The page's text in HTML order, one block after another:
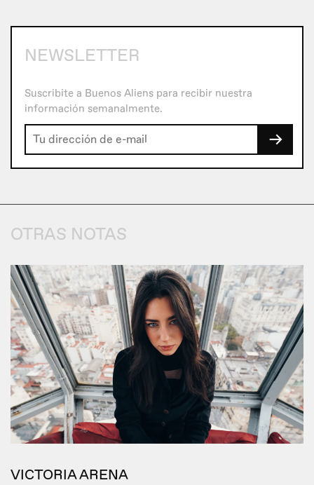
NEWSLETTER
Suscribite a Buenos Aliens para recibir nuestra
información semanalmente.
→
OTRAS NOTAS
VICTORIA ARENA